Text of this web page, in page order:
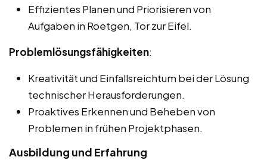
Effizientes Planen und Priorisieren von
Aufgaben in Roetgen, Tor zur Eifel.
Problemlösungsfähigkeiten:
Kreativität und Einfallsreichtum bei der Lösung
technischer Herausforderungen.
Proaktives Erkennen und Beheben von
Problemen in frühen Projektphasen.
Ausbildung und Erfahrung